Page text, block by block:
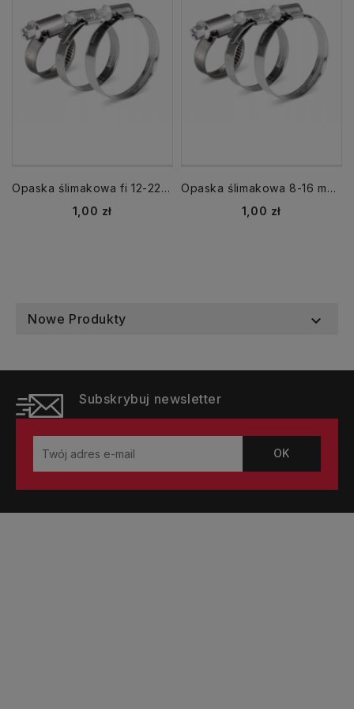
Opaska ślimakowa fi 12-22 mm skręcana
Cena
1,00 zł
Opaska ślimakowa 8-16 mm W2 skręcana ślimakowa
Cena
1,00 zł
Nowe Produkty 
Subskrybuj newsletter